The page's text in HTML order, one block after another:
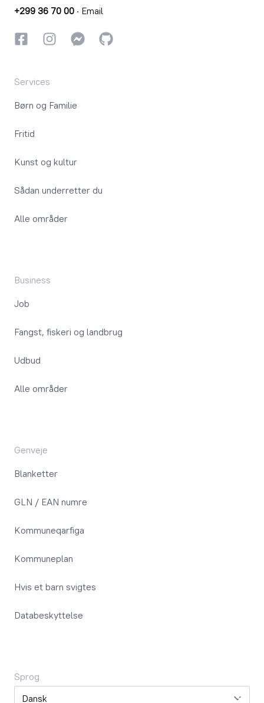
+299 36 70 00 · Email
FacebookInstagramInstagram
GitHub
Services
Børn og Familie
Fritid
Kunst og kultur
Sådan underretter du
Alle områder
Business
Job
Fangst, fiskeri og landbrug
Udbud
Alle områder
Genveje
Blanketter
GLN / EAN numre
Kommuneqarfiga
Kommuneplan
Hvis et barn svigtes
Databeskyttelse
Sprog
Sprog